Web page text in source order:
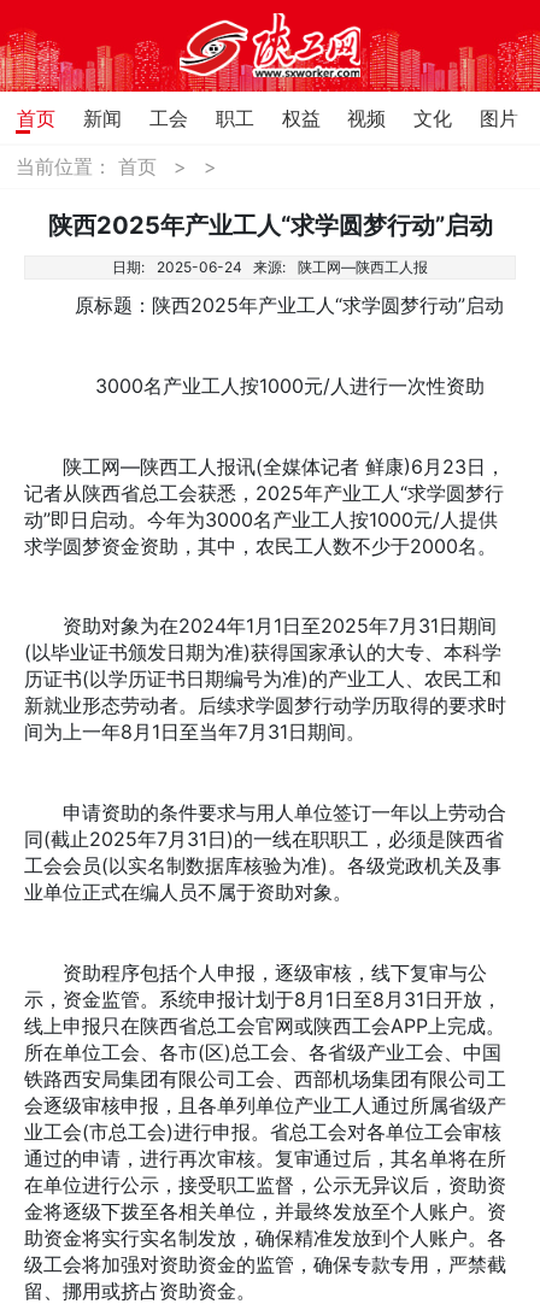
首页 新闻 工会 职工 权益 视频 文化
图片
当前位置：首页 > >
陕西2025年产业工人“求学圆梦行动”启动
日期: 2025-06-24 来源: 陕工网—陕西工人报
原标题：陕西2025年产业工人“求学圆梦行动”启动
3000名产业工人按1000元/人进行一次性资助
陕工网—陕西工人报讯(全媒体记者 鲜康)6月23日，
记者从陕西省总工会获悉，2025年产业工人“求学圆梦行
动”即日启动。今年为3000名产业工人按1000元/人提供
求学圆梦资金资助，其中，农民工人数不少于2000名。
资助对象为在2024年1月1日至2025年7月31日期间
(以毕业证书颁发日期为准)获得国家承认的大专、本科学
历证书(以学历证书日期编号为准)的产业工人、农民工和
新就业形态劳动者。后续求学圆梦行动学历取得的要求时
间为上一年8月1日至当年7月31日期间。
申请资助的条件要求与用人单位签订一年以上劳动合
同(截止2025年7月31日)的一线在职职工，必须是陕西省
工会会员(以实名制数据库核验为准)。各级党政机关及事
业单位正式在编人员不属于资助对象。
资助程序包括个人申报，逐级审核，线下复审与公
示，资金监管。系统申报计划于8月1日至8月31日开放，
线上申报只在陕西省总工会官网或陕西工会APP上完成。
所在单位工会、各市(区)总工会、各省级产业工会、中国
铁路西安局集团有限公司工会、西部机场集团有限公司工
会逐级审核申报，且各单列单位产业工人通过所属省级产
业工会(市总工会)进行申报。省总工会对各单位工会审核
通过的申请，进行再次审核。复审通过后，其名单将在所
在单位进行公示，接受职工监督，公示无异议后，资助资
金将逐级下拨至各相关单位，并最终发放至个人账户。资
助资金将实行实名制发放，确保精准发放到个人账户。各
级工会将加强对资助资金的监管，确保专款专用，严禁截
留、挪用或挤占资助资金。